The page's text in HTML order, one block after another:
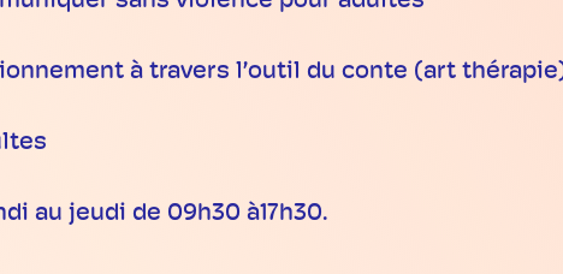
à travers l’outil du conte (art
au jeudi de 09h30 à17h30.